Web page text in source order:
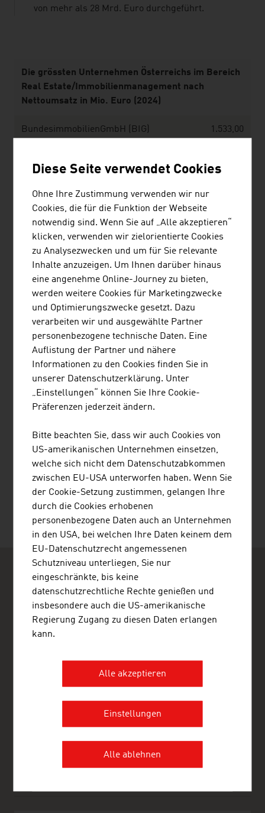
von mehr als 28 Mrd. Euro durchgeführt.
Trend Top 500
Die grössten Unternehmen Österreichs im Bereich
Real Estate/Immobilienmanagement nach
Nettoumsatz in Mio. Euro (2024)
BundesimmobilienGmbH (BIG) 1.533,00
UBM Development AG
Buwog Holding GmbH
CA Immobilien Anlagen AG
Soravia Equity GmbH
listen
links
LINKS
OeNB Reports - Oesterreichische
SEITE EMPFEHLEN
ADVANTAGE AUSTRIA
+61 2 9247 8581
+61 2 9251 1038
sydney@advantageaustria.org
Diese Seite verwendet Cookies
Ohne Ihre Zustimmung verwenden wir nur
Cookies, die für die Funktion der Webseite
notwendig sind. Wenn Sie auf „Alle akzeptieren“
klicken, verwenden wir zielorientierte Cookies
zu Analysezwecken und um für Sie relevante
Inhalte anzuzeigen. Um Ihnen darüber hinaus
eine angenehme Online-Journey zu bieten,
werden weitere Cookies für Marketingzwecke
und Optimierungszwecke gesetzt. Dazu
verarbeiten wir und ausgewählte Partner
personenbezogene technische Daten. Eine
Auflistung der Partner und nähere
Informationen zu den Cookies finden Sie in
unserer Datenschutzerklärung. Unter
„Einstellungen“ können Sie Ihre Cookie-
Präferenzen jederzeit ändern.
Bitte beachten Sie, dass wir auch Cookies von
US-amerikanischen Unternehmen einsetzen,
welche sich nicht dem Datenschutzabkommen
zwischen EU-USA unterworfen haben. Wenn Sie
der Cookie-Setzung zustimmen, gelangen Ihre
durch die Cookies erhobenen
personenbezogene Daten auch an Unternehmen
in den USA, bei welchen Ihre Daten keinem dem
EU-Datenschutzrecht angemessenen
Schutzniveau unterliegen, Sie nur
eingeschränkte, bis keine
datenschutzrechtliche Rechte genießen und
insbesondere auch die US-amerikanische
Regierung Zugang zu diesen Daten erlangen
kann.
Alle akzeptieren
Einstellungen
Alle ablehnen